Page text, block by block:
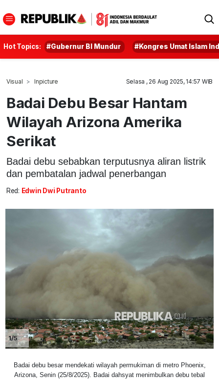
Hot Topics: #Gubernur BI Mundur #Kongres Umat Islam
Visual Inpicture Selasa , 26 Aug 2025, 14:57 WIB
Badai Debu Besar Hantam
Wilayah Arizona Amerika
Serikat
Badai debu sebabkan terputusnya aliran listrik
dan pembatalan jadwal penerbangan
Red: Edwin Dwi Putranto
1/5
Badai debu besar mendekati wilayah permukiman di metro Phoenix,
Arizona, Senin (25/8/2025). Badai dahsyat menimbulkan debu tebal